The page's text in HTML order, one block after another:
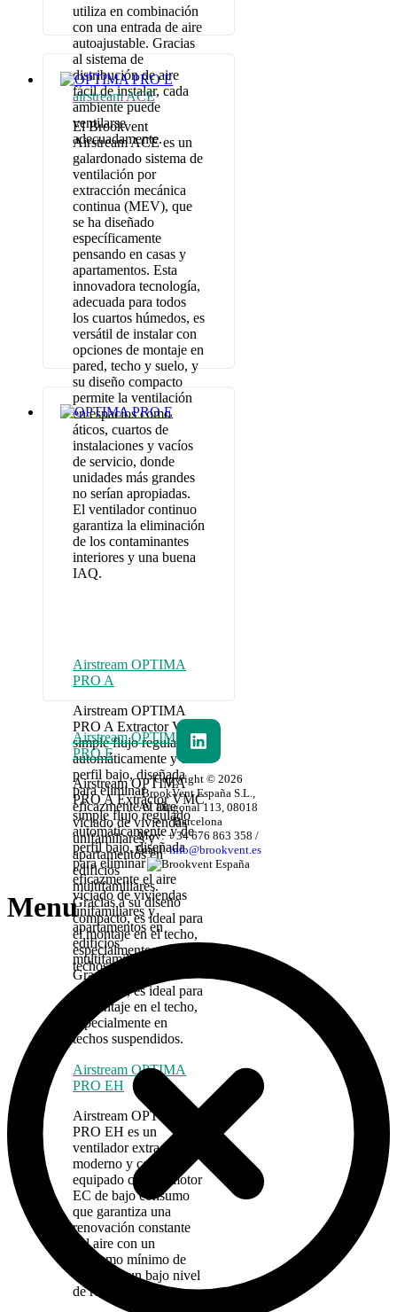
utiliza en combinación
con una entrada de aire
autoajustable. Gracias
al sistema de
distribución de aire
fácil de instalar, cada
ambiente puede
ventilarse
adecuadamente.
airstream ACE
El Brookvent
Airstream ACE es un
galardonado sistema de
ventilación por
extracción mecánica
continua (MEV), que
se ha diseñado
específicamente
pensando en casas y
apartamentos. Esta
innovadora tecnología,
adecuada para todos
los cuartos húmedos, es
versátil de instalar con
opciones de montaje en
pared, techo y suelo, y
su diseño compacto
permite la ventilación
en espacios como
áticos, cuartos de
instalaciones y vacíos
de servicio, donde
unidades más grandes
no serían apropiadas.
El ventilador continuo
garantiza la eliminación
de los contaminantes
interiores y una buena
IAQ.
Airstream OPTIMA
PRO A
Airstream OPTIMA
PRO A Extractor VMC
simple flujo regulado
automáticamente y de
perfil bajo, diseñada
para eliminar
eficazmente el aire
viciado de viviendas
unifamiliares y
apartamentos en
edificios
multifamiliares.
Gracias a su diseño
compacto, es ideal para
el montaje en el techo,
especialmente en
techos suspendidos.
Airstream OPTIMA
PRO E
Airstream OPTIMA
PRO A Extractor VMC
simple flujo regulado
automáticamente y de
perfil bajo, diseñada
para eliminar
eficazmente el aire
viciado de viviendas
unifamiliares y
apartamentos en
edificios
multifamiliares.
Gracias a su diseño
compacto, es ideal para
el montaje en el techo,
especialmente en
techos suspendidos.
Airstream OPTIMA
PRO EH
Airstream OPTIMA
PRO EH es un
ventilador extractor
moderno y compacto
equipado con un motor
EC de bajo consumo
que garantiza una
renovación constante
del aire con un
consumo mínimo de
energía y un bajo nivel
de ruido.
Copyright © 2026
BrookVent España S.L.,
AV. Diagonal 113, 08018
Barcelona
Mov: + 34 676 863 358 /
Email:info@brookvent.es
Menu